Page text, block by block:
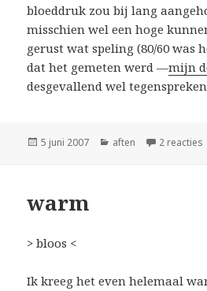
bloeddruk zou bij lang
misschien wel een hoge
gerust wat speling (80/60 was
dat het gemeten werd —mijn
desgevallend wel
Geplaatst
5 juni 2007 Categorieën
aften 2 reacties
warm
> bloos <
Ik kreeg het even helemaal